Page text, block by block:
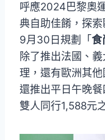
呼應2024巴黎奧
典自助佳餚，探
9月30日規劃「 食
除了推出法國、
理，還有歐洲其
還推出平日午晚
雙人同行1,588元